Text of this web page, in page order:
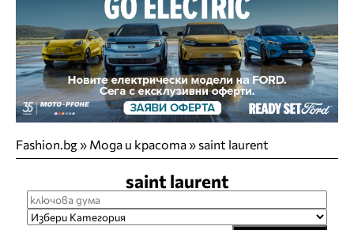
Fashion.bg» Мода и красота» saint laurent
saint laurent